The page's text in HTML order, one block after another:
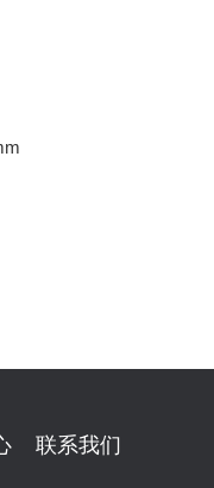
联系我们